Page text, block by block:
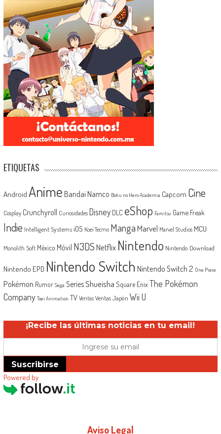
ETIQUETAS
Android Anime Bandai Namco Boku no Hero Academia Capcom Cine
Cosplay Crunchyroll Curiosidades Disney DLC eShop Famitsu Game Freak
Indie Intelligent Systems iOS Koei Tecmo MangaMarvel Marvel Studios MCU
Monolith Soft México Móvil N3DSNetflix Nintendo Nintendo Download
Nintendo EPD Nintendo Switch Nintendo Switch 2 One Piece
Pokémon Rumor Sega SeriesShueisha Square EnixThe Pokémon
Company Toei Animation TV Ventas Ventas Japón Wii U
¡Recibe las últimas noticias en tu email!
Suscribirse
Powered by
Aviso Legal